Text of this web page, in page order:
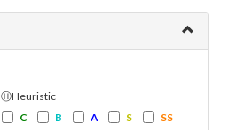
ⒽHeuristic
C B A S
SS